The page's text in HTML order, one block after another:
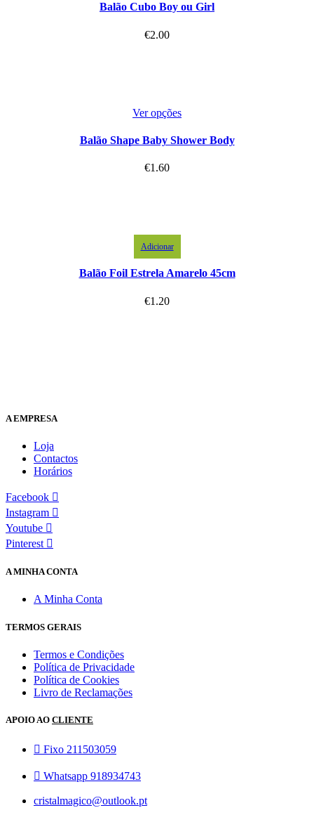
Balão Cubo Boy ou Girl
€2.00
Ver opções
Balão Shape Baby Shower Body
€1.60
Adicionar
Balão Foil Estrela Amarelo 45cm
€1.20
A EMPRESA
Loja
Contactos
Horários
Facebook
Instagram
Youtube
Pinterest
A MINHA CONTA
A Minha Conta
TERMOS GERAIS
Termos e Condições
Política de Privacidade
Política de Cookies
Livro de Reclamações
APOIO AO CLIENTE
Fixo 211503059
Whatsapp 918934743
cristalmagico@outlook.pt